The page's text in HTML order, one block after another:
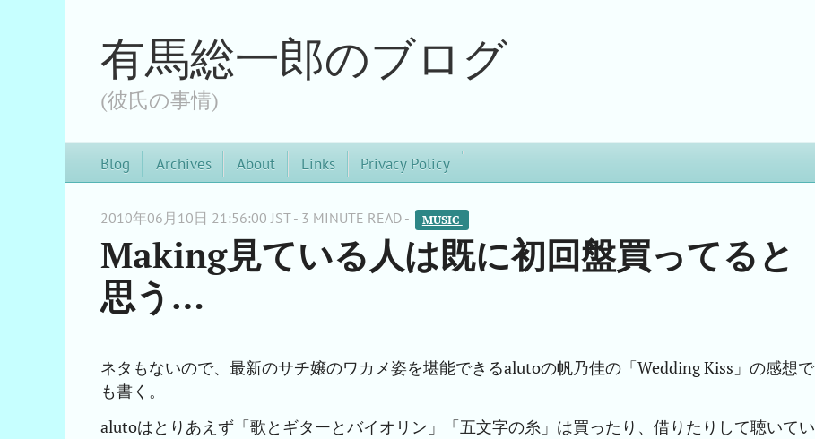
有馬総一郎のブログ
(彼氏の事情)
Blog Archives About Links Privacy Policy
2010年06月10日 21:56:00 JST - 3 MINUTE READ - MUSIC
Making見ている人は既に初回盤買ってると
思う…
ネタもないので、最新のサチ嬢のワカメ姿を堪能できるalutoの帆乃佳の「Wedding Kiss」の感想で
も書く。
alutoはとりあえず「歌とギターとバイオリン」「五文字の糸」は買ったり、借りたりして聴いてい